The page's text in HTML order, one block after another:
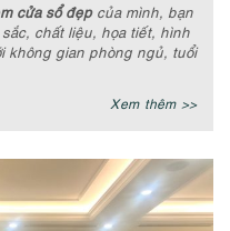
cửa sổ đẹpcủa mình, bạn
chất liệu, họa tiết, hình
không gian phòng ngủ, tuổi
Xem thêm >>